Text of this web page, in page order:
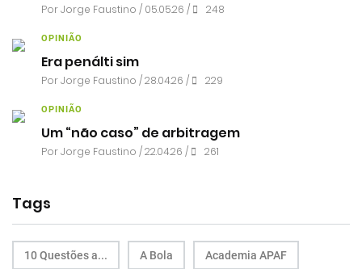
PorJorge Faustino / 05.05.26 / 248
OPINIÃO
Era penálti sim
PorJorge Faustino / 28.04.26 / 229
OPINIÃO
Um “não caso” de arbitragem
PorJorge Faustino / 22.04.26 / 261
Tags
10 Questões a... A Bola Academia APAF